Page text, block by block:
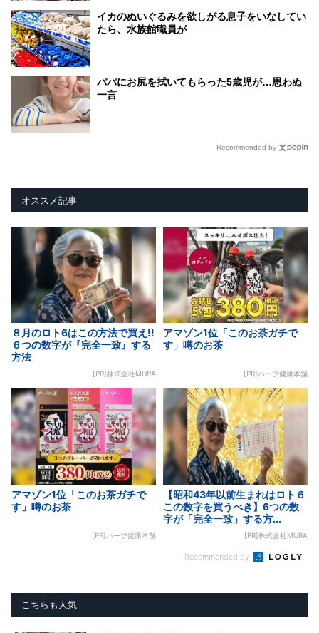
イカのぬいぐるみを欲しがる息子をいなしてい
たら、水族館職員が
パパにお尻を拭いてもらった5歳児が…思わぬ
一言
Recommended by
オススメ記事
８月のロト6はこの方法で買え!!
６つの数字が『完全一致』する
方法
[PR]株式会社MURA
アマゾン1位「このお茶ガチで
す」噂のお茶
[PR]ハーブ健康本舗
アマゾン1位「このお茶ガチで
す」噂のお茶
[PR]ハーブ健康本舗
【昭和43年以前生まれはロト６
この数字を買うべき】6つの数
字が「完全一致」する方...
[PR]株式会社MURA
Recommended by
こちらも人気